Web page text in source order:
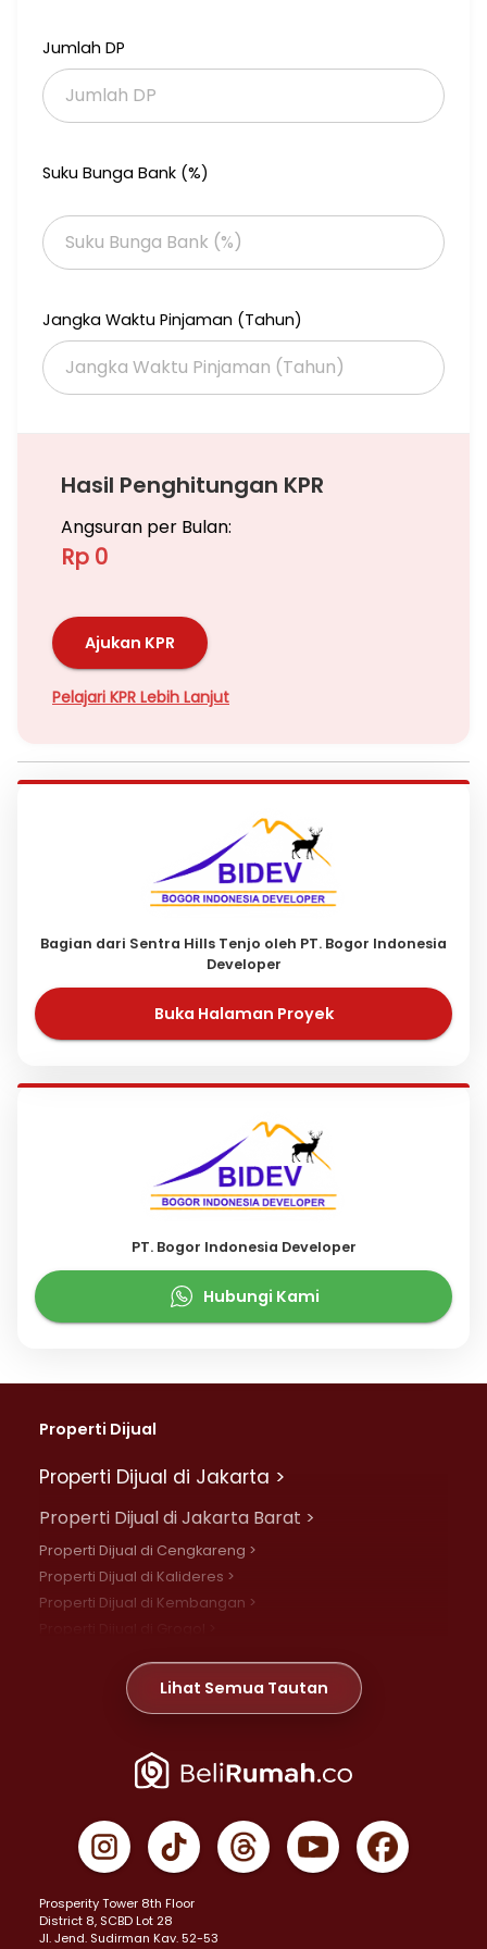
Jumlah DP
Suku Bunga Bank (%)
Jangka Waktu Pinjaman (Tahun)
Hasil Penghitungan KPR
Angsuran per Bulan:
Rp 0
Ajukan KPR
Pelajari KPR Lebih Lanjut
Bagian dari Sentra Hills Tenjo oleh PT. Bogor Indonesia
Developer
Buka Halaman Proyek
PT. Bogor Indonesia Developer
Hubungi Kami
Properti Dijual
Properti Dijual di Jakarta >
Properti Dijual di Jakarta Barat >
Properti Dijual di Cengkareng >
Properti Dijual di Kalideres >
Properti Dijual di Kembangan >
Properti Dijual di Meruya >
Properti Dijual di Jelambar >
Properti Dijual di Jakarta Pusat >
Properti Dijual di Gambir >
Properti Dijual di Johar Baru >
Properti Dijual di Menteng >
Properti Dijual di Senen >
Lihat Semua Tautan
Prosperity Tower 8th Floor
District 8, SCBD Lot 28
JI. Jend. Sudirman Kav. 52-53